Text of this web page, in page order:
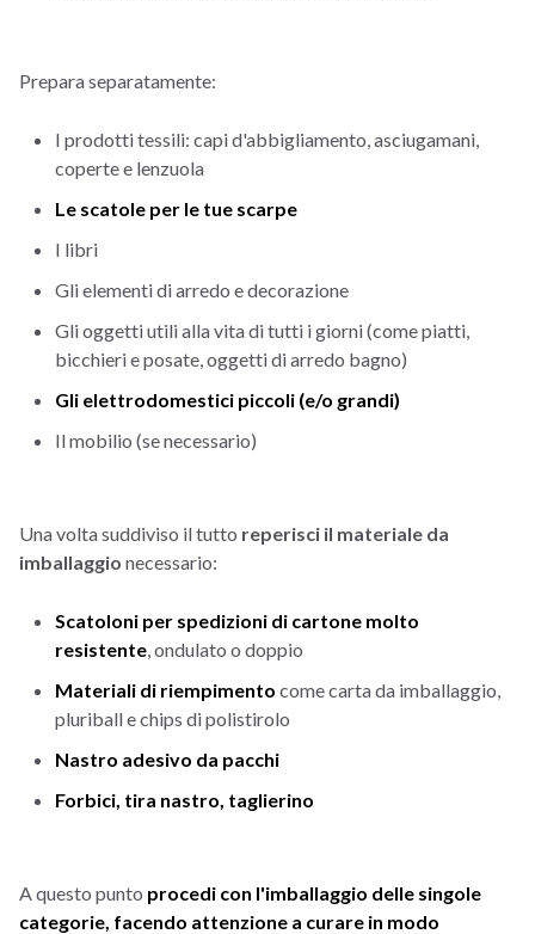
Prepara separatamente:
I prodotti tessili: capi d'abbigliamento, asciugamani,
coperte e lenzuola
Le scatole per le tue scarpe
I libri
Gli elementi di arredo e decorazione
Gli oggetti utili alla vita di tutti i giorni (come piatti,
bicchieri e posate, oggetti di arredo bagno)
Gli elettrodomestici piccoli (e/o grandi)
Il mobilio (se necessario)
Una volta suddiviso il tutto reperisci il materiale da
imballaggio necessario:
Scatoloni per spedizioni di cartone molto
resistente , ondulato o doppio
Materiali di riempimento come carta da imballaggio,
pluriball e chips di polistirolo
Nastro adesivo da pacchi
Forbici, tira nastro, taglierino
A questo punto procedi con l'imballaggio delle singole
categorie, facendo attenzione a curare in modo